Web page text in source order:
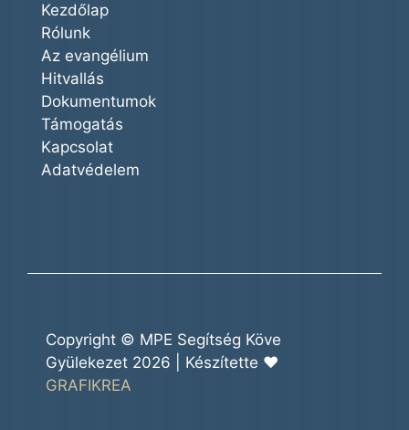
Kezdőlap
Rólunk
Az evangélium
Hitvallás
Dokumentumok
Támogatás
Kapcsolat
Adatvédelem
Copyright © MPE Segítség Köve
Gyülekezet 2026 | Készítette ♥
GRAFIKREA